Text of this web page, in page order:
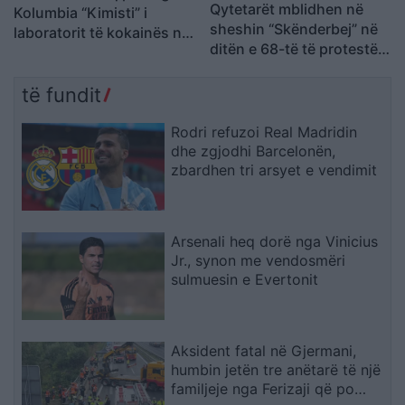
Kolumbia “Kimisti” i
laboratorit të kokainës në
Qytetarët mblidhen në
sheshin “Skënderbej” në
ditën e 68-të të protestës
të fundit
Rodri refuzoi Real Madridin
dhe zgjodhi Barcelonën,
zbardhen tri arsyet e vendimit
Arsenali heq dorë nga Vinicius
Jr., synon me vendosmëri
sulmuesin e Evertonit
Aksident fatal në Gjermani,
humbin jetën tre anëtarë të një
familjeje nga Ferizaji që po